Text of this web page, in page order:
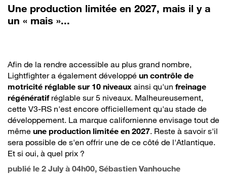
Une production limitée en 2027, mais il y a
un « mais »...
Afin de la rendre accessible au plus grand nombre,
Lightfighter a également développé un contrôle de
motricité réglable sur 10 niveaux ainsi qu'un freinage
régénératifréglable sur 5 niveaux. Malheureusement,
cette V3-RS n'est encore officiellement qu'au stade de
développement. La marque californienne envisage tout de
même une production limitée en 2027. Reste à savoir s'il
sera possible de s'en offrir une de ce côté de l'Atlantique.
Et si oui, à quel prix ?
publié le 2 July à 04h00, Sébastien Vanhouche